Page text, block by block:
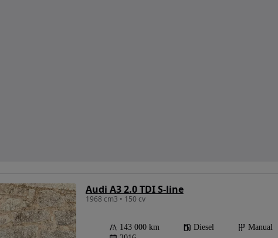
Audi A3 2.0 TDI S-line
1968 cm3 • 150 cv
143 000 km Diesel
Manual